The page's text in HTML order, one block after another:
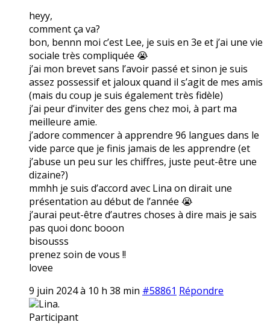
heyy,
comment ça va?
bon, bennn moi c’est Lee, je suis en 3e et j’ai une vie
sociale très compliquée 😭
j’ai mon brevet sans l’avoir passé et sinon je suis
assez possessif et jaloux quand il s’agit de mes amis
(mais du coup je suis également très fidèle)
j’ai peur d’inviter des gens chez moi, à part ma
meilleure amie.
j’adore commencer à apprendre 96 langues dans le
vide parce que je finis jamais de les apprendre (et
j’abuse un peu sur les chiffres, juste peut-être une
dizaine?)
mmhh je suis d’accord avec Lina on dirait une
présentation au début de l’année 😭
j’aurai peut-être d’autres choses à dire mais je sais
pas quoi donc booon
bisousss
prenez soin de vous !!
lovee
9 juin 2024 à 10 h 38 min #58861 Répondre
Lina.
Participant